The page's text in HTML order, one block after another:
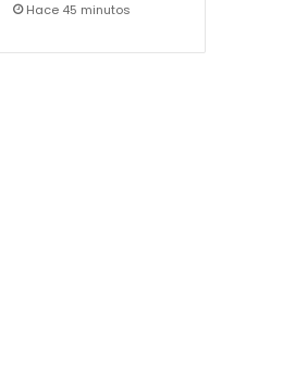
Hace 45 minutos